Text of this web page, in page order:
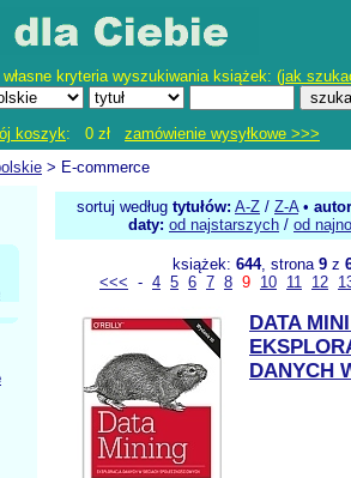
własne kryteria wyszukiwania książek: (jak
koszyk: 0 zł zamówienie wysyłkowe >>>
> E-commerce
sortuj według tytułów: A-Z / Z-A•
daty: od najstarszych / od
książek: 644, strona 9z
<<< - 4 5 6 7 8 9 10 11 12
DATA
DANYCH